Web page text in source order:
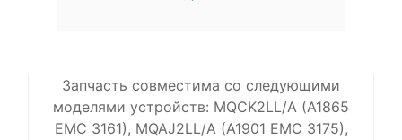
Запчасть совместима со следующими
моделями устройств: MQCK2LL/A (A1865
EMC 3161), MQAJ2LL/A (A1901 EMC 3175),